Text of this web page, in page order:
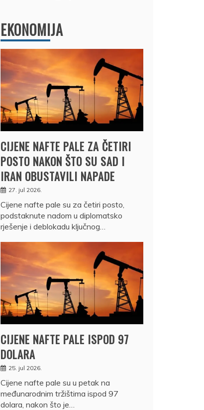
EKONOMIJA
CIJENE NAFTE PALE ZA ČETIRI
POSTO NAKON ŠTO SU SAD I
IRAN OBUSTAVILI NAPADE
27. jul 2026.
Cijene nafte pale su za četiri posto,
podstaknute nadom u diplomatsko
rješenje i deblokadu ključnog…
CIJENE NAFTE PALE ISPOD 97
DOLARA
25. jul 2026.
Cijene nafte pale su u petak na
međunarodnim tržištima ispod 97
dolara, nakon što je…